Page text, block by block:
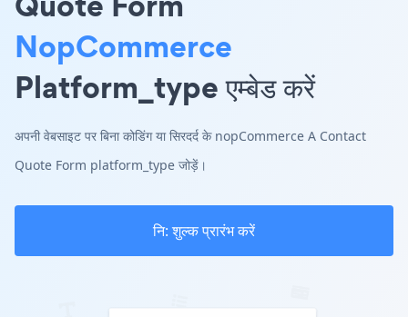
NopCommerce
Platform_type एम्बेड करें
अपनी वेबसाइट पर बिना कोडिंग या सिरदर्द के nopCommerce A Contact
Quote Form platform_type जोड़ें।
नि: शुल्क प्रारंभ करें